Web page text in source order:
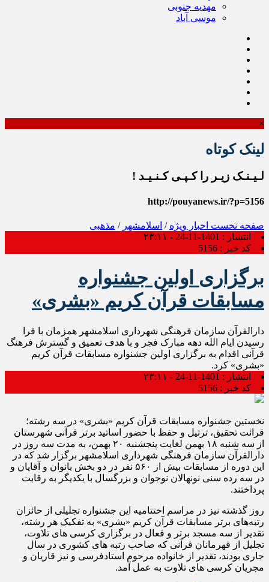
مهدیه جنوبی
موسی آباد
×
لینک کوتاه
لـیـنـک زیـر را کـپـی کـنـیـد !
http://pouyanews.ir/?p=5156
صفحه نخست اخبار ویژه / اسلامشهر / مذهبی
انتشار : 1401-11-24 - ۲۳:۱۱
کد خبر : 5156
برگزاری اولین جشنواره
مسابقات قرآن کریم «بشری»
دارالقرآن سازمان فرهنگی شهرداری اسلامشهر همزمان با فرا
رسیدن ایام الله دهه مبارک فجر و با هدف تعمیق و گسترش فرهنگ
قرآنی اقدام به برگزاری اولین جشنواره مسابقات قرآن کریم
«بشری» کرد.
انتشار : 1401-11-24 - ۲۳:۱۱
کد خبر : 5156
نخستین جشنواره مسابقات قرآن کریم «بشری» در سه رشته؛
قرائت تحقیق، ترتیل و حفظ با حضور اساتید برتر قرآنی شهرستان
از سه شنبه ۱۸ بهمن لغایت پنجشنبه ۲۰ بهمن، به مدت سه روز در
دارالقرآن سازمان فرهنگی شهرداری اسلامشهر برگزار شد که در
این دوره از مسابقات بیش از ۵۶۰ نفر در دو بخش بانوان و آقایان و
در سه رده سنی نونهالان نوجوان و بزرگسال با یکدیگر به رقابت
پرداختند.
روز گذشته نیز در مراسم اختتامیه این جشنواره تجلیلی از حائزان
رتبه‌های برتر مسابقات قرآن کریم «بشری» به تفکیک هر رشته،
تقدیر از سه مسجد برتر و فعال در برگزاری کرسی های تلاوت،
تجلیل از قهرمانان قرآنی که صاحب رتبه های کشوری در سال
جاری بودند، تقدیر از خانواده مرحوم استادفرسی و نیز قاریان و
مجریان کرسی های تلاوت به عمل آمد.